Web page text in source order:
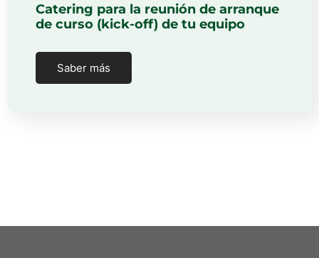
Catering para la reunión de arranque
de curso (kick-off) de tu equipo
Saber más